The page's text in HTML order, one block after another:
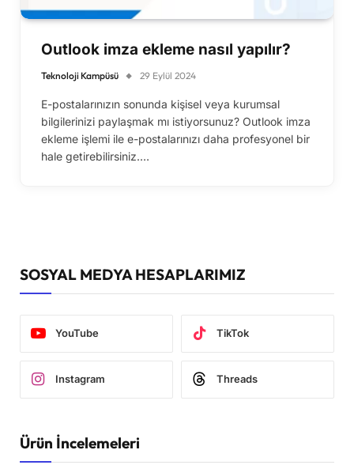
Outlook imza ekleme nasıl yapılır?
Teknoloji Kampüsü 29 Eylül 2024
E-postalarınızın sonunda kişisel veya kurumsal
bilgilerinizi paylaşmak mı istiyorsunuz? Outlook imza
ekleme işlemi ile e-postalarınızı daha profesyonel bir
hale getirebilirsiniz.…
SOSYAL MEDYA HESAPLARIMIZ
YouTube TikTok
Instagram Threads
Ürün İncelemeleri